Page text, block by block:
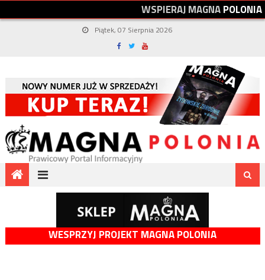
WSPIERAJMAGNAPOLONIA
Piątek, 07 Sierpnia 2026
WESPRZYJ PROJEKT MAGNA POLONIA